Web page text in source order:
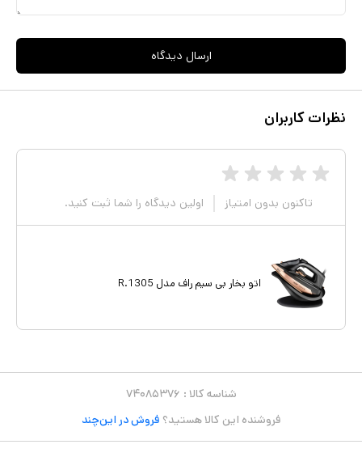
ارسال دیدگاه
نظرات کاربران
تاکنون بدون امتیاز اولین دیدگاه را شما ثبت کنید.
اتو بخار بی سیم راف مدل R.1305
شناسه کالا : ۷۴۰۸۵۳۷۶
فروشنده این کالا هستید؟ فروش در این‌چند